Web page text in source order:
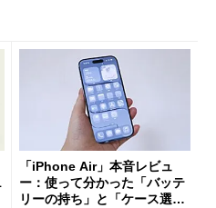
「iPhone Air」本音レビュ
ー：使って分かった「バッテ
リーの持ち」と「ケース選